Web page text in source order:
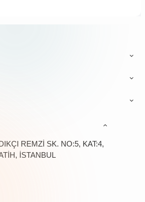
REMZİ SK. NO:5, KAT:4,
İSTANBUL